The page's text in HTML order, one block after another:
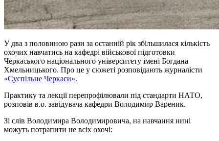
У два з половиною рази за останній рік збільшилася кількість
охочих навчатись на кафедрі військової підготовки
Черкаського національного університету імені Богдана
Хмельницького. Про це у сюжеті розповідають журналісти
«Суспільне Черкаси».
Практику та лекції перепрофілювали під стандарти НАТО,
розповів в.о. завідувача кафедри Володимир Вареник.
Зі слів Володимира Володимировича, на навчання нині
можуть потрапити не всіх охочі: